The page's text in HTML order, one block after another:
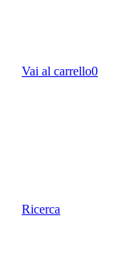
Vai al carrello0
Ricerca